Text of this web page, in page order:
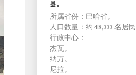
县。
所属省份：巴哈省。
人口数量：约 48,333 名居民
行政中心：
杰瓦。
纳万。
尼拉。